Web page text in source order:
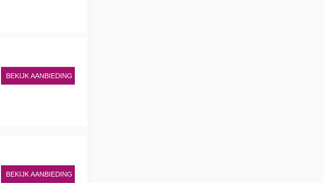
BEKIJK AANBIEDING
BEKIJK AANBIEDING